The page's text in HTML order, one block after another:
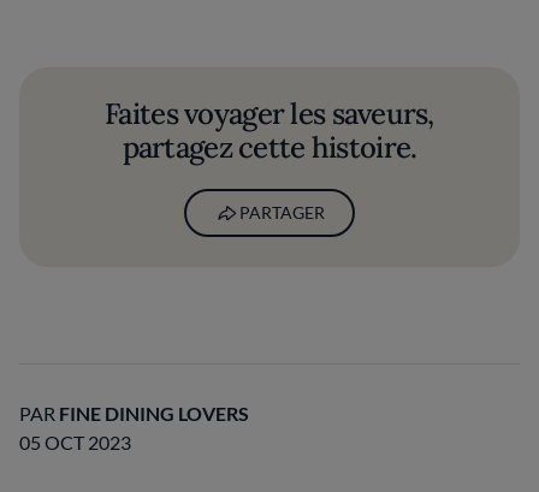
Faites voyager les saveurs,
partagez cette histoire.
PARTAGER
PAR FINE DINING LOVERS
05 OCT 2023